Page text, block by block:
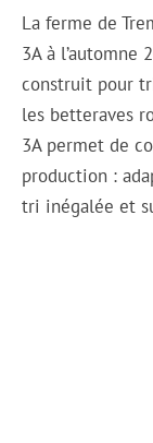
La ferme de
3A à l’automne
construit pour
les betteraves
3A permet de
production :
tri inégalée et